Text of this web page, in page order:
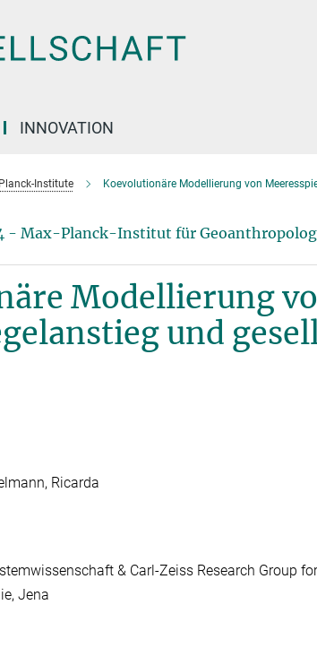
INNOVATION
Institute Koevolutionäre Modellierung von
- Max-Planck-Institut für
Modellierung
und
Ricarda
& Carl-Zeiss Research Group
Jena